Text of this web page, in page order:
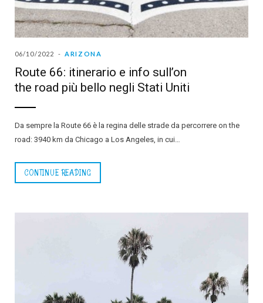
06/10/2022 ARIZONA
Route 66: itinerario e info sull’on
the road più bello negli Stati Uniti
Da sempre la Route 66 è la regina delle strade da percorrere on the
road: 3940 km da Chicago a Los Angeles, in cui…
CONTINUE READING